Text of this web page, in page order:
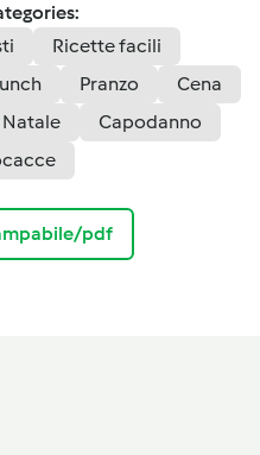
Ricette facili
Pranzo
Cena
Natale
Capodanno
pdf